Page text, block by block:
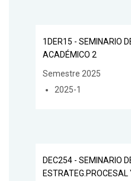
1DER15 - SEMINARIO
ACADÉMICO 2
Semestre 2025
2025-1
DEC254 - SEMINARIO
ESTRATEG.PROCESAL